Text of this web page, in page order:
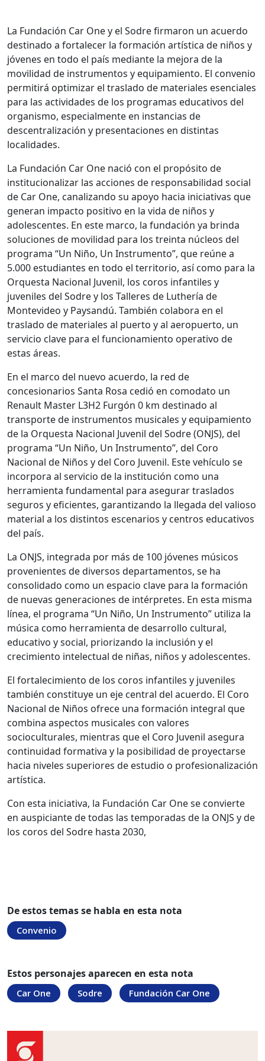
La Fundación Car One y el Sodre firmaron un acuerdo
destinado a fortalecer la formación artística de niños y
jóvenes en todo el país mediante la mejora de la
movilidad de instrumentos y equipamiento. El convenio
permitirá optimizar el traslado de materiales esenciales
para las actividades de los programas educativos del
organismo, especialmente en instancias de
descentralización y presentaciones en distintas
localidades.
La Fundación Car One nació con el propósito de
institucionalizar las acciones de responsabilidad social
de Car One, canalizando su apoyo hacia iniciativas que
generan impacto positivo en la vida de niños y
adolescentes. En este marco, la fundación ya brinda
soluciones de movilidad para los treinta núcleos del
programa “Un Niño, Un Instrumento”, que reúne a
5.000 estudiantes en todo el territorio, así como para la
Orquesta Nacional Juvenil, los coros infantiles y
juveniles del Sodre y los Talleres de Luthería de
Montevideo y Paysandú. También colabora en el
traslado de materiales al puerto y al aeropuerto, un
servicio clave para el funcionamiento operativo de
estas áreas.
En el marco del nuevo acuerdo, la red de
concesionarios Santa Rosa cedió en comodato un
Renault Master L3H2 Furgón 0 km destinado al
transporte de instrumentos musicales y equipamiento
de la Orquesta Nacional Juvenil del Sodre (ONJS), del
programa “Un Niño, Un Instrumento”, del Coro
Nacional de Niños y del Coro Juvenil. Este vehículo se
incorpora al servicio de la institución como una
herramienta fundamental para asegurar traslados
seguros y eficientes, garantizando la llegada del valioso
material a los distintos escenarios y centros educativos
del país.
La ONJS, integrada por más de 100 jóvenes músicos
provenientes de diversos departamentos, se ha
consolidado como un espacio clave para la formación
de nuevas generaciones de intérpretes. En esta misma
línea, el programa “Un Niño, Un Instrumento” utiliza la
música como herramienta de desarrollo cultural,
educativo y social, priorizando la inclusión y el
crecimiento intelectual de niñas, niños y adolescentes.
El fortalecimiento de los coros infantiles y juveniles
también constituye un eje central del acuerdo. El Coro
Nacional de Niños ofrece una formación integral que
combina aspectos musicales con valores
socioculturales, mientras que el Coro Juvenil asegura
continuidad formativa y la posibilidad de proyectarse
hacia niveles superiores de estudio o profesionalización
artística.
Con esta iniciativa, la Fundación Car One se convierte
en auspiciante de todas las temporadas de la ONJS y de
los coros del Sodre hasta 2030,
De estos temas se habla en esta nota
Convenio
Estos personajes aparecen en esta nota
Car One Sodre Fundación Car One